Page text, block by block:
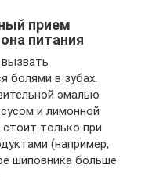
прием
питания
болями в зубах.
эмалью
и лимонной
только при
(например,
шиповника больше